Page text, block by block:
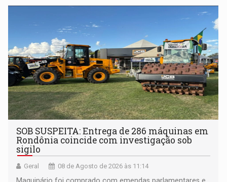
não ter entrado no modo eleição; ABAV faz evento em
SOB SUSPEITA: Entrega de 286 máquinas em
Rondônia coincide com investigação sob
sigilo
Geral 08 de Agosto de 2026 às 11:14
Maquinário foi comprado com emendas parlamentares e